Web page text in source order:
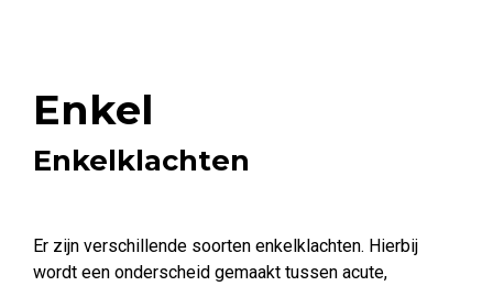
Enkel
Enkelklachten
Er zijn verschillende soorten enkelklachten. Hierbij
wordt een onderscheid gemaakt tussen acute,